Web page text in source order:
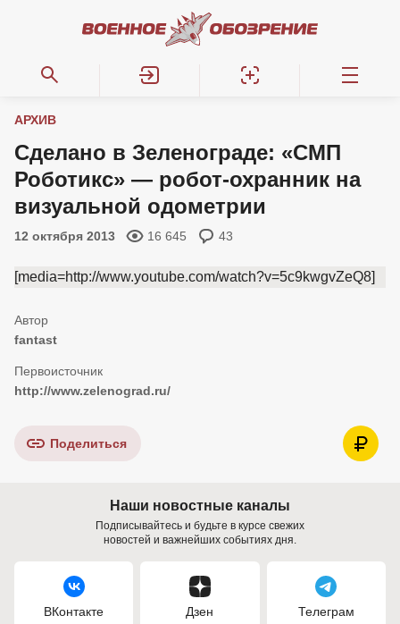
АРХИВ
Сделано в Зеленограде: «СМП
Роботикс» — робот-охранник на
визуальной одометрии
12 октября 2013 16 645 43
[media=http://www.youtube.com/watch?v=5c9kwgvZeQ8]
fantast
http://www.zelenograd.ru/
Поделиться
Наши новостные каналы
Подписывайтесь и будьте в курсе свежих
новостей и важнейших событиях дня.
ВКонтакте Дзен Телеграм